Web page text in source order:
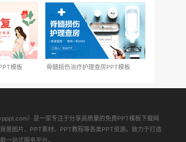
模板 骨髓损伤治疗护理查房PPT模板
）是一家专注于分享高质量的免费PPT模板下载网
景图片、PPT素材、PPT教程等各类PPT资源。致力于打造
一站式服务平台。